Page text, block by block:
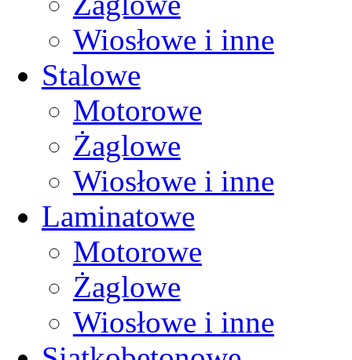
Wiosłowe i inne
Stalowe
Motorowe
Żaglowe
Wiosłowe i inne
Laminatowe
Motorowe
Żaglowe
Wiosłowe i inne